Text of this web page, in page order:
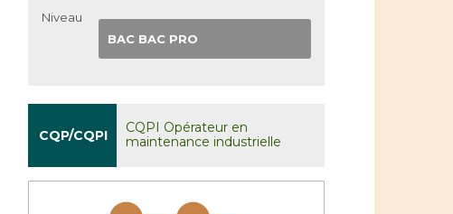
Niveau
BAC BAC PRO
CQP/CQPI
CQPI Opérateur en
maintenance industrielle